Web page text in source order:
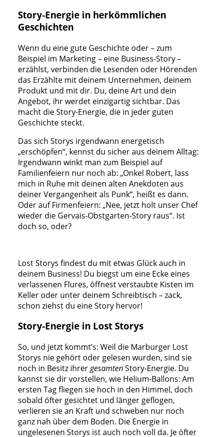
Story-Energie in herkömmlichen
Geschichten
Wenn du eine gute Geschichte oder – zum
Beispiel im Marketing – eine Business-Story –
erzählst, verbinden die Lesenden oder Hörenden
das Erzählte mit deinem Unternehmen, deinem
Produkt und mit dir. Du, deine Art und dein
Angebot, ihr werdet einzigartig sichtbar. Das
macht die Story-Energie, die in jeder guten
Geschichte steckt.
Das sich Storys irgendwann energetisch
„erschöpfen“, kennst du sicher aus deinem Alltag:
Irgendwann winkt man zum Beispiel auf
Familienfeiern nur noch ab: „Onkel Robert, lass
mich in Ruhe mit deinen alten Anekdoten aus
deiner Vergangenheit als Punk“, heißt es dann.
Oder auf Firmenfeiern: „Nee, jetzt holt unser Chef
wieder die Gervais-Obstgarten-Story raus“. Ist
doch so, oder?
Lost Storys findest du mit etwas Glück auch in
deinem Business! Du biegst um eine Ecke eines
verlassenen Flures, öffnest verstaubte Kisten im
Keller oder unter deinem Schreibtisch – zack,
schon ziehst du eine Story hervor!
Story-Energie in Lost Storys
So, und jetzt kommt’s: Weil die Marburger Lost
Storys nie gehört oder gelesen wurden, sind sie
noch in Besitz ihrergesamtenStory-Energie. Du
kannst sie dir vorstellen, wie Helium-Ballons: Am
ersten Tag fliegen sie hoch in den Himmel, doch
sobald öfter gesichtet und länger geflogen,
verlieren sie an Kraft und schweben nur noch
ganz nah über dem Boden. Die Energie in
ungelesenen Storys ist auch noch voll da. Je öfter